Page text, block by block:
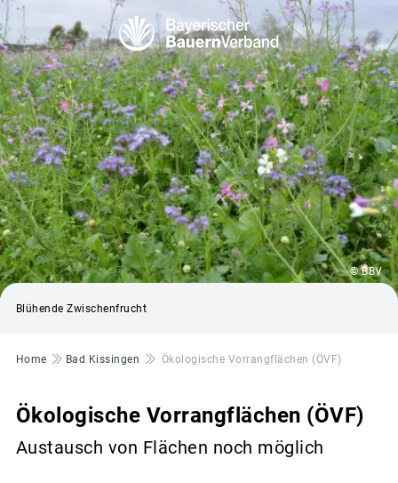
© BBV
Blühende Zwischenfrucht
Pfadnavigation
Home Bad Kissingen Ökologische Vorrangflächen (ÖVF)
Ökologische Vorrangflächen (ÖVF)
Austausch von Flächen noch möglich